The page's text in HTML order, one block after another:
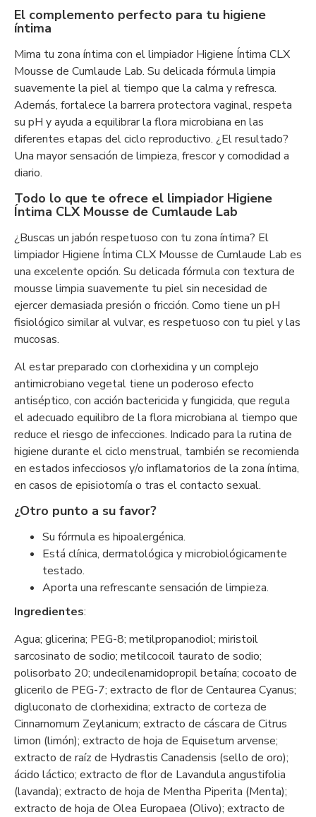
El complemento perfecto para tu higiene
íntima
Mima tu zona íntima con el limpiador Higiene Íntima CLX
Mousse de Cumlaude Lab. Su delicada fórmula limpia
suavemente la piel al tiempo que la calma y refresca.
Además, fortalece la barrera protectora vaginal, respeta
su pH y ayuda a equilibrar la flora microbiana en las
diferentes etapas del ciclo reproductivo. ¿El resultado?
Una mayor sensación de limpieza, frescor y comodidad a
diario.
Todo lo que te ofrece el limpiador Higiene
Íntima CLX Mousse de Cumlaude Lab
¿Buscas un jabón respetuoso con tu zona íntima? El
limpiador Higiene Íntima CLX Mousse de Cumlaude Lab es
una excelente opción. Su delicada fórmula con textura de
mousse limpia suavemente tu piel sin necesidad de
ejercer demasiada presión o fricción. Como tiene un pH
fisiológico similar al vulvar, es respetuoso con tu piel y las
mucosas.
Al estar preparado con clorhexidina y un complejo
antimicrobiano vegetal tiene un poderoso efecto
antiséptico, con acción bactericida y fungicida, que regula
el adecuado equilibro de la flora microbiana al tiempo que
reduce el riesgo de infecciones. Indicado para la rutina de
higiene durante el ciclo menstrual, también se recomienda
en estados infecciosos y/o inflamatorios de la zona íntima,
en casos de episiotomía o tras el contacto sexual.
¿Otro punto a su favor?
Su fórmula es hipoalergénica.
Está clínica, dermatológica y microbiológicamente
testado.
Aporta una refrescante sensación de limpieza.
Ingredientes:
Agua; glicerina; PEG-8; metilpropanodiol; miristoil
sarcosinato de sodio; metilcocoil taurato de sodio;
polisorbato 20; undecilenamidopropil betaína; cocoato de
glicerilo de PEG-7; extracto de flor de Centaurea Cyanus;
digluconato de clorhexidina; extracto de corteza de
Cinnamomum Zeylanicum; extracto de cáscara de Citrus
limon (limón); extracto de hoja de Equisetum arvense;
extracto de raíz de Hydrastis Canadensis (sello de oro);
ácido láctico; extracto de flor de Lavandula angustifolia
(lavanda); extracto de hoja de Mentha Piperita (Menta);
extracto de hoja de Olea Europaea (Olivo); extracto de